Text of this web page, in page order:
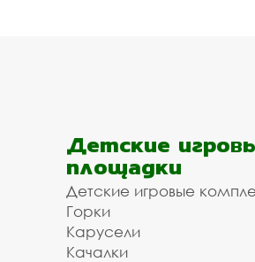
Детские
площадки
Детские игровые
Горки
Карусели
Качалки